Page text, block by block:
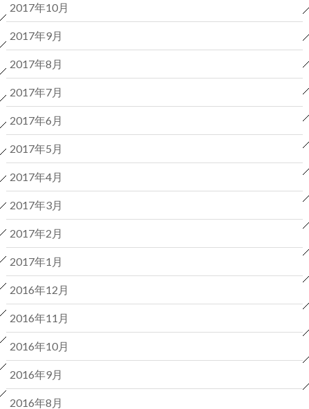
2017年10月
2017年9月
2017年8月
2017年7月
2017年6月
2017年5月
2017年4月
2017年3月
2017年2月
2017年1月
2016年12月
2016年11月
2016年10月
2016年9月
2016年8月